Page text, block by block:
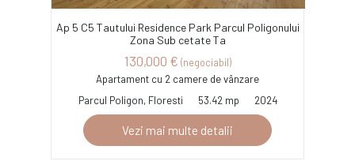
Ap 5 C5 Tautului Residence Park Parcul Poligonului
Zona Sub cetate Ta
130,000 € (negociabil)
Apartament cu 2 camere de vânzare
Parcul Poligon, Floresti
53.42 mp 2024
Vezi mai multe detalii